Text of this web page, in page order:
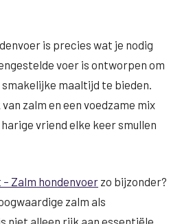
is precies wat je nodig
voer is ontworpen om
smakelijke maaltijd te bieden.
zalm en een voedzame mix
vriend elke keer smullen
– Zalm hondenvoer zo bijzonder?
zalm als
niet alleen rijk aan essentiële